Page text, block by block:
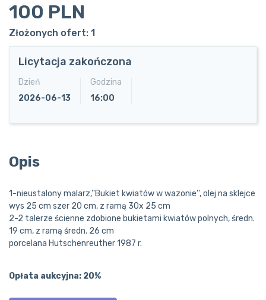
100 PLN
Złożonych ofert: 1
Licytacja zakończona
Dzień
2026-06-13
Godzina
16:00
Opis
1-nieustalony malarz,''Bukiet kwiatów w wazonie'', olej na sklejce
wys 25 cm szer 20 cm, z ramą 30x 25 cm
2-2 talerze ścienne zdobione bukietami kwiatów polnych, średn.
19 cm, z ramą średn. 26 cm
porcelana Hutschenreuther 1987 r.
Opłata aukcyjna: 20%